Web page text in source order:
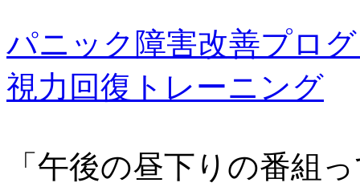
パニック障害改善プロ
視力回復トレーニング
「午後の昼下りの番組